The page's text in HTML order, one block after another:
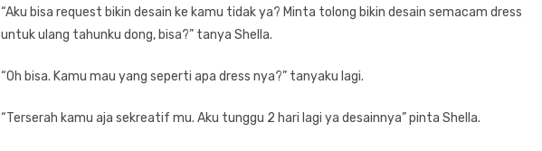
“Aku bisa request bikin desain ke kamu tidak ya? Minta tolong bikin desain semacam dress
untuk ulang tahunku dong, bisa?” tanya Shella.
“Oh bisa. Kamu mau yang seperti apa dress nya?” tanyaku lagi.
“Terserah kamu aja sekreatif mu. Aku tunggu 2 hari lagi ya desainnya” pinta Shella.